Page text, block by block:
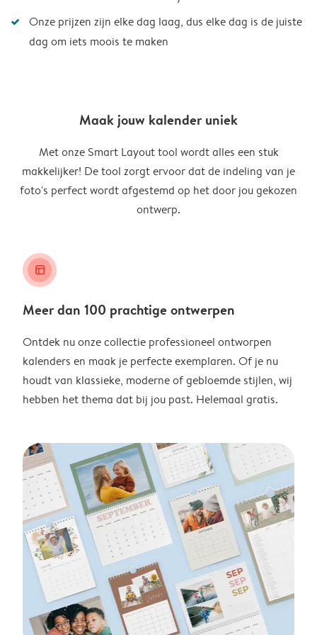
Onze prijzen zijn elke dag laag, dus elke dag is de juiste
dag om iets moois te maken
Maak jouw kalender uniek
Met onze Smart Layout tool wordt alles een stuk
makkelijker! De tool zorgt ervoor dat de indeling van je
foto's perfect wordt afgestemd op het door jou gekozen
ontwerp.
layout_alt
Meer dan 100 prachtige ontwerpen
Ontdek nu onze collectie professioneel ontworpen
kalenders en maak je perfecte exemplaren. Of je nu
houdt van klassieke, moderne of gebloemde stijlen, wij
hebben het thema dat bij jou past. Helemaal gratis.